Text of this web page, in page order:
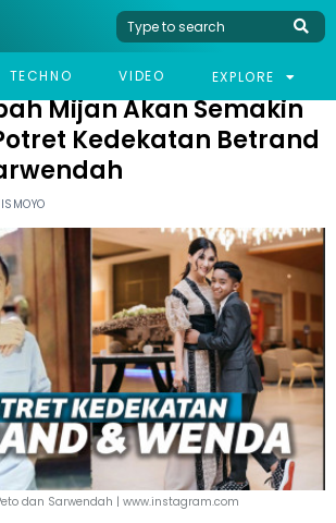
TECHNO VIDEO EXPLORE
MBAH MIJAN AKAN SEMAKIN HEBOH, INI POTRET
Mijan Akan Semakin
Kedekatan Betrand
dan Sarwendah | www.instagram.com